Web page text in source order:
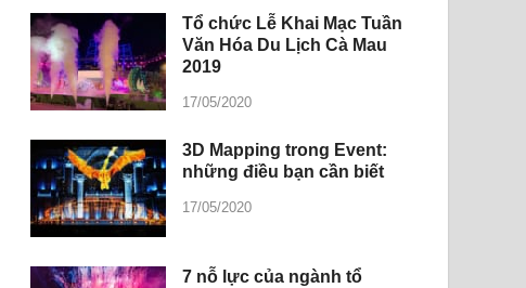
Tổ chức Lễ Khai Mạc Tuần
Văn Hóa Du Lịch Cà Mau
2019
17/05/2020
3D Mapping trong Event:
những điều bạn cần biết
17/05/2020
7 nỗ lực của ngành tổ